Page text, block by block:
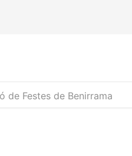
de Festes de Benirrama